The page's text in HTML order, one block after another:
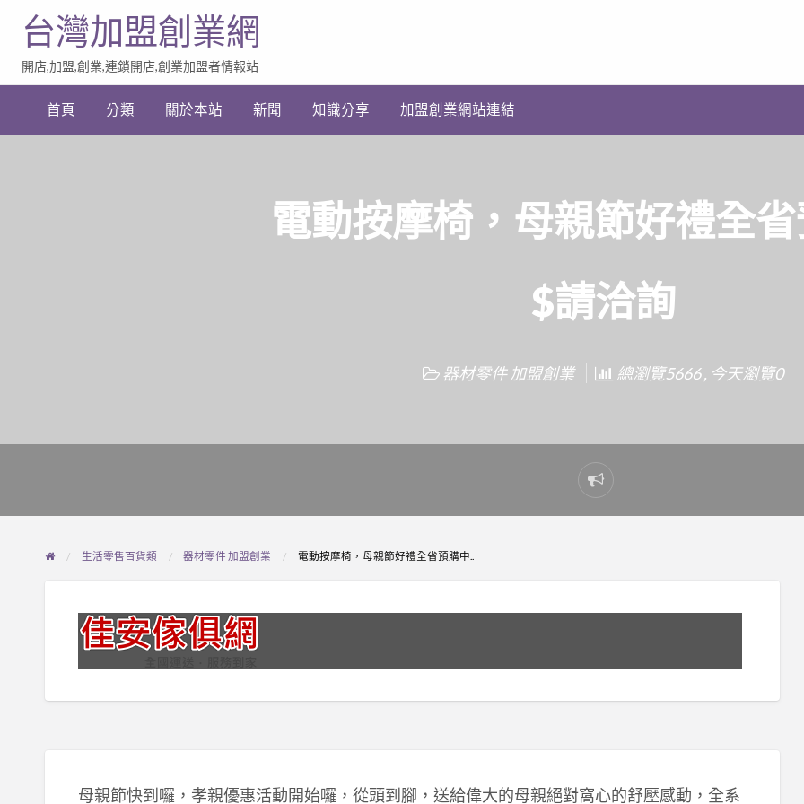
加
業
台灣加盟創業網
開店,加盟,創業,連鎖開店,創業加盟者情報站
首頁 分類 關於本站 新聞 知識分享 加盟創業網站連結
電動按摩椅，母親節好禮全
$請洽詢
器材零件 加盟創業 總瀏覽5666 , 今天瀏覽0
Report
problem
生活零售百貨類 器材零件 加盟創業 電動按摩椅，母親節好禮全省預購中..
母親節快到囉，孝親優惠活動開始囉，從頭到腳，送給偉大的母親絕對窩心的舒壓感動，全系